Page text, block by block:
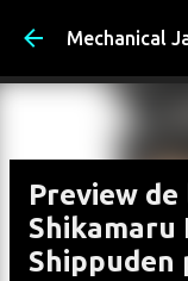
Mechanical
Preview de
Shikamaru
Shippuden